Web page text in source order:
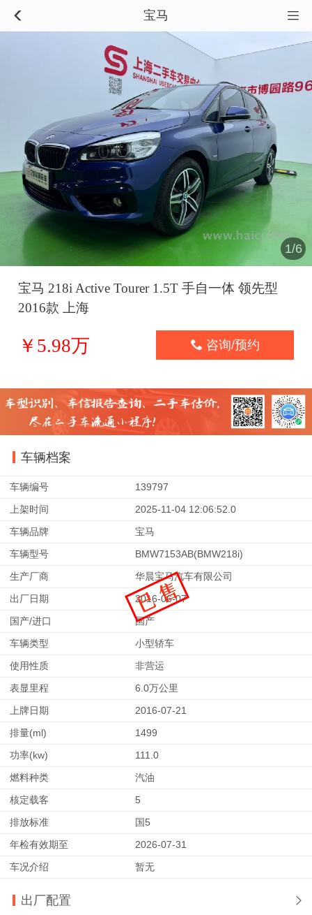
 宝马 
1/6
宝马 218i Active Tourer 1.5T 手自一体 领先型
2016款 上海
￥5.98万  咨询/预约
车辆档案
车辆编号
139797
上架时间
2025-11-04 12:06:52.0
车辆品牌
宝马
车辆型号
BMW7153AB(BMW218i)
生产厂商
华晨宝马汽车有限公司
出厂日期
2016-06-07
国产/进口
国产
车辆类型
小型轿车
使用性质
非营运
表显里程
6.0万公里
上牌日期
2016-07-21
排量(ml)
1499
功率(kw)
111.0
燃料种类
汽油
核定载客
5
排放标准
国5
年检有效期至
2026-07-31
车况介绍
暂无
出厂配置 